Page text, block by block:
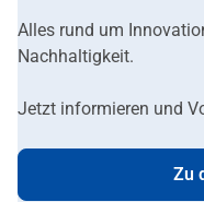
Alles rund um
Nachhaltigkeit.
Jetzt informieren und
Zu